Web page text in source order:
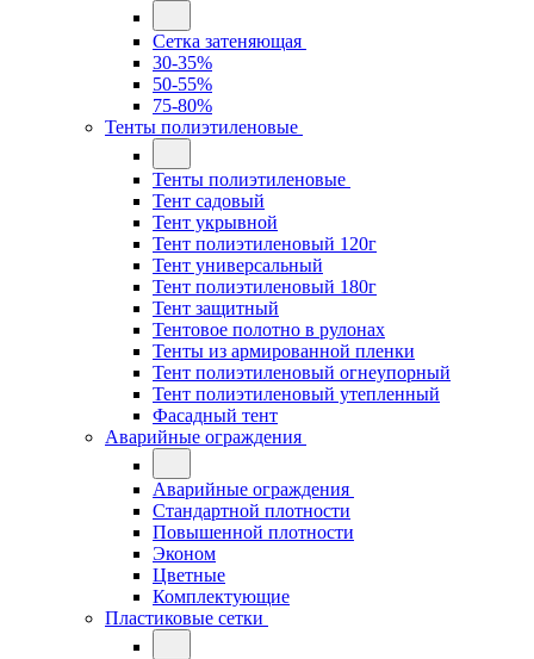
Сетка затеняющая
30-35%
50-55%
75-80%
Тенты полиэтиленовые
Тенты полиэтиленовые
Тент садовый
Тент укрывной
Тент полиэтиленовый 120г
Тент универсальный
Тент полиэтиленовый 180г
Тент защитный
Тентовое полотно в рулонах
Тенты из армированной пленки
Тент полиэтиленовый огнеупорный
Тент полиэтиленовый утепленный
Фасадный тент
Аварийные ограждения
Аварийные ограждения
Стандартной плотности
Повышенной плотности
Эконом
Цветные
Комплектующие
Пластиковые сетки